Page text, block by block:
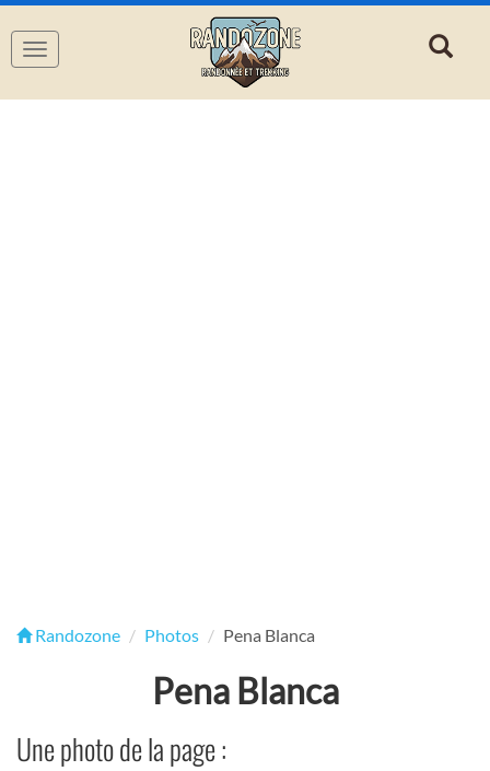
Navigation
Randozone Photos Pena Blanca
Pena Blanca
Une photo de la page :